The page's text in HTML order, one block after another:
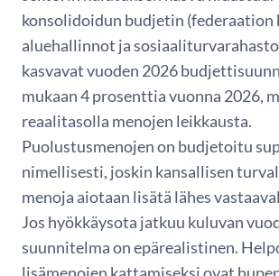
konsolidoidun budjetin
aluehallinnot ja
kasvavat vuoden 2026
mukaan 4 prosenttia vuonna 2026,
reaalitasolla menojen leikkausta.
Puolustusmenojen on budjetoitu
nimellisesti, joskin kansallisen
menoja aiotaan lisätä lähes
Jos hyökkäysota jatkuu kuluvan
suunnitelma on epärealistinen.
lisämenojen kattamiseksi ovat